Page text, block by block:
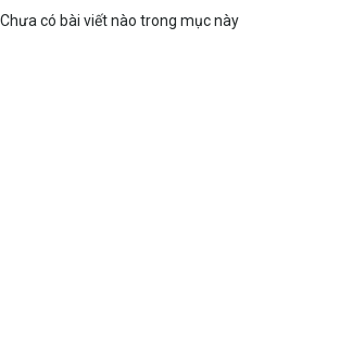
Chưa có bài viết nào trong mục này